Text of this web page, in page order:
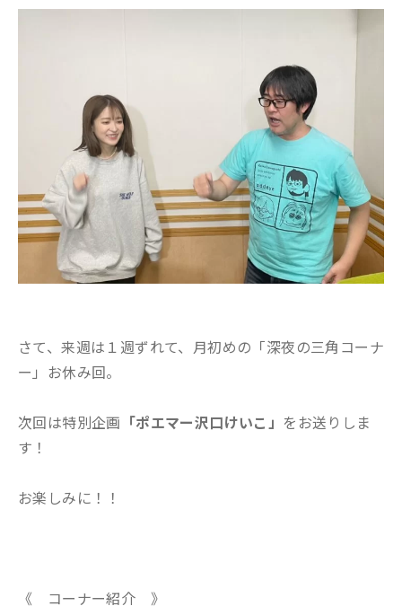
さて、来週は１週ずれて、月初めの「深夜の三角コーナ
ー」お休み回。
次回は特別企画 「ポエマー沢口けいこ」 をお送りしま
す！
お楽しみに！！
《 コーナー紹介 》